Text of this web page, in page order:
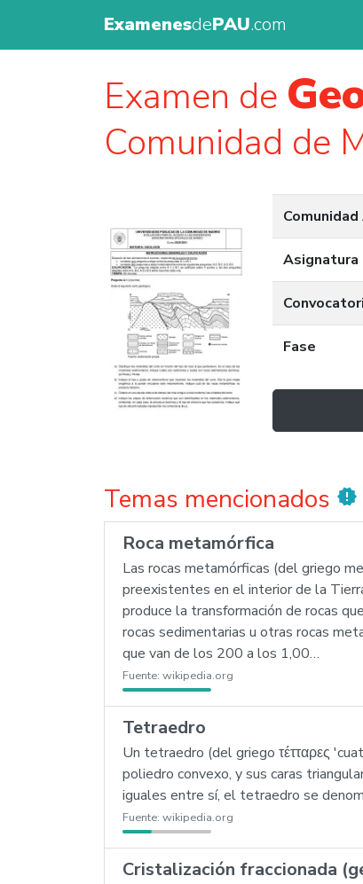
ExamenesdePAU.com
Examen de
Comunidad de
Asignatura
Fase
Temas mencionados new_releases
Roca metamórfica
Las rocas metamórficas (del griego
preexistentes en el interior de la
produce la transformación de rocas
rocas sedimentarias u otras rocas
que van de los 200 a los 1,00…
Fuente: wikipedia.org
Tetraedro
Un tetraedro (del griego τέτταρες
poliedro convexo, y sus caras
iguales entre sí, el tetraedro se
Fuente: wikipedia.org
Cristalización fraccionada